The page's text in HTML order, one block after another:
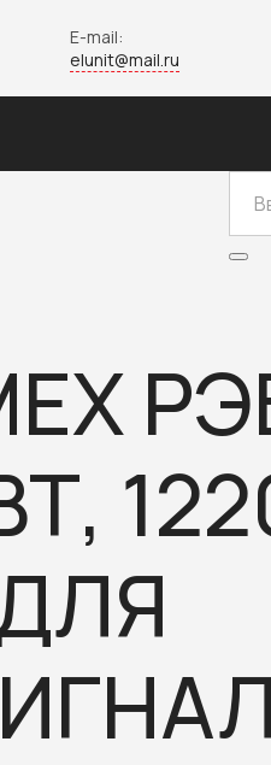
E-mail:
elunit@mail.ru